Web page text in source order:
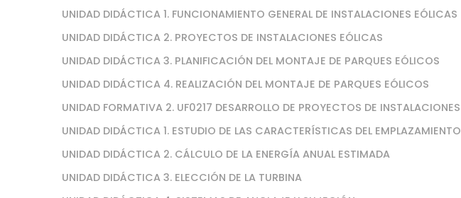
UNIDAD DIDÁCTICA 1. FUNCIONAMIENTO GENERAL DE INSTALACIONES EÓLICAS
UNIDAD DIDÁCTICA 2. PROYECTOS DE INSTALACIONES EÓLICAS
UNIDAD DIDÁCTICA 3. PLANIFICACIÓN DEL MONTAJE DE PARQUES EÓLICOS
UNIDAD DIDÁCTICA 4. REALIZACIÓN DEL MONTAJE DE PARQUES EÓLICOS
UNIDAD FORMATIVA 2. UF0217 DESARROLLO DE PROYECTOS DE
UNIDAD DIDÁCTICA 1. ESTUDIO DE LAS CARACTERÍSTICAS DEL EMPLAZAMIENTO
UNIDAD DIDÁCTICA 2. CÁLCULO DE LA ENERGÍA ANUAL ESTIMADA
UNIDAD DIDÁCTICA 3. ELECCIÓN DE LA TURBINA